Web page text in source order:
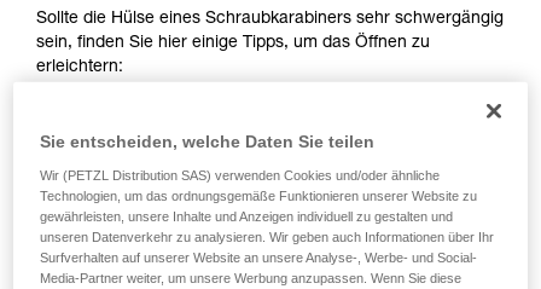
Vorgang alleine sicher zu wiederholen, bevor
Sie ihn eigenständig durchführen.
Wir geben Beispiele für die mit Ihrer Aktivität
Sollte die Hülse eines Schraubkarabiners sehr schwergängig
sein, finden Sie hier einige Tipps, um das Öffnen zu
erleichtern:
Verriegelungshülse des Karabiners, um die Hebelkraft
auf die Hülse zu erhöhen.
Sie entscheiden, welche Daten Sie teilen
Wir (PETZL Distribution SAS) verwenden Cookies und/oder ähnliche
Technologien, um das ordnungsgemäße Funktionieren unserer Website zu
gewährleisten, unsere Inhalte und Anzeigen individuell zu gestalten und
unseren Datenverkehr zu analysieren. Wir geben auch Informationen über Ihr
Surfverhalten auf unserer Website an unsere Analyse-, Werbe- und Social-
Media-Partner weiter, um unsere Werbung anzupassen. Wenn Sie diese